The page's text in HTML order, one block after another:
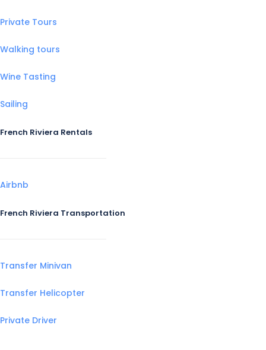
Private Tours
Walking tours
Wine Tasting
Sailing
French Riviera Rentals
Airbnb
French Riviera Transportation
Transfer Minivan
Transfer Helicopter
Private Driver